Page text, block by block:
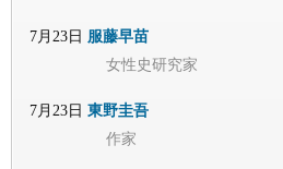
7月23日 服藤早苗
女性史研究家
7月23日 東野圭吾
作家